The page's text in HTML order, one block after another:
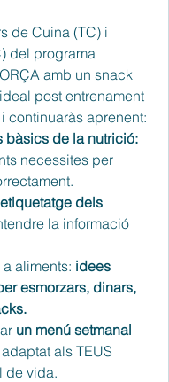
de Cuina (TC) i
del programa
amb un snack
post entrenament
continuaràs aprenent:
bàsics de la nutrició:
necessites per
dels
la informació
aliments: idees
esmorzars, dinars,
un menú setmanal
als TEUS
de vida.